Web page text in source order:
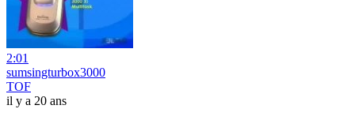
2:01
sumsingturbox3000
TOF
il y a 20 ans